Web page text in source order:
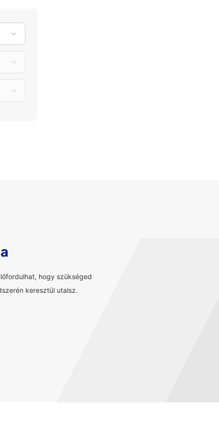
hogy szükséged
keresztül utalsz.